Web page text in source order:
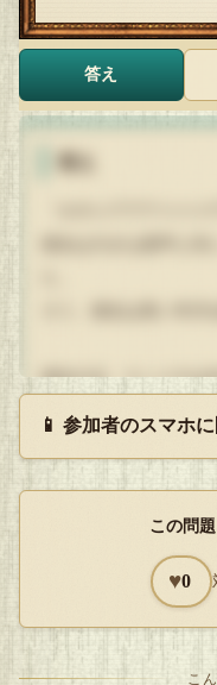
答え
彼女の父、ケンイチは
妻「この子を早くお姉
— 簡単すぎたかな？
📱 参加者のスマホ
この問
♥0
こ